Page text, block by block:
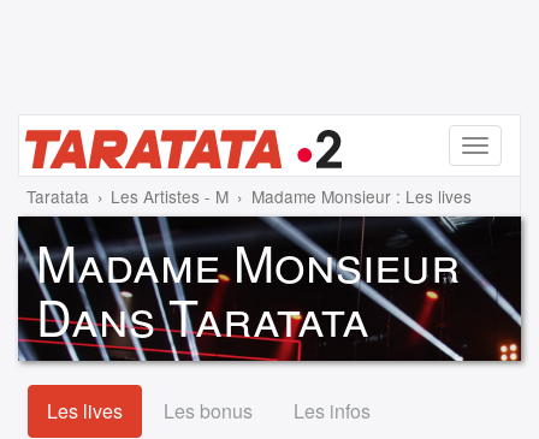
Menu
Taratata Les Artistes - M Madame Monsieur : Les lives
Madame Monsieur
Dans Taratata
Les lives Les bonus Les infos